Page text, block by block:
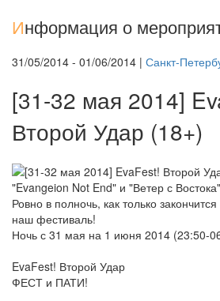
Информация о
31/05/2014 - 01/06/2014 | Санкт-
[31-32 мая 2014]
Второй Удар (18+)
"Evangeion Not End" и "Ветер с
Ровно в полночь, как только
наш фестиваль!
Ночь с 31 мая на 1 июня 2014 (23:50-
EvaFest! Второй Удар
ФЕСТ и ПАТИ!